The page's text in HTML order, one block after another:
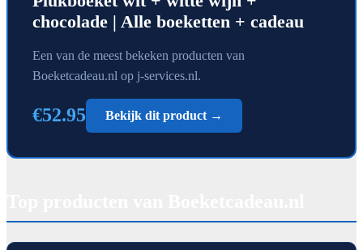
chocolade | Alle boeketten + cadeau
Een van de meest bekeken producten van
Boeketcadeau.nl op j-services.nl.
€52.95 Bekijk dit product →